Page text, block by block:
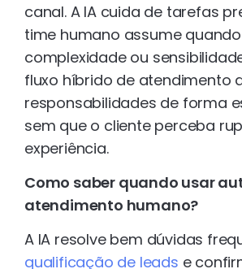
canal. A IA cuida de tarefas
time humano assume
complexidade ou
fluxo híbrido de atendimento
responsabilidades de forma
sem que o cliente perceba
experiência.
Como saber quando usar
atendimento humano?
A IA resolve bem dúvidas
qualificação de leads e